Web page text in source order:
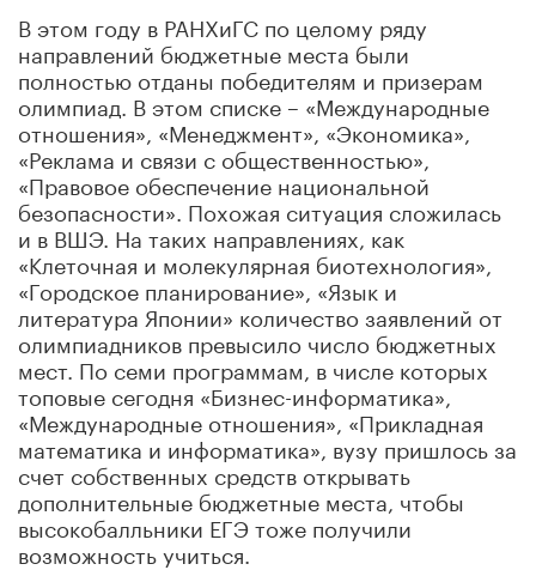
В этом году в РАНХиГС по целому ряду
направлений бюджетные места были
полностью отданы победителям и призерам
олимпиад. В этом списке – «Международные
отношения», «Менеджмент», «Экономика»,
«Реклама и связи с общественностью»,
«Правовое обеспечение национальной
безопасности». Похожая ситуация сложилась
и в ВШЭ. На таких направлениях, как
«Клеточная и молекулярная биотехнология»,
«Городское планирование», «Язык и
литература Японии» количество заявлений от
олимпиадников превысило число бюджетных
мест. По семи программам, в числе которых
топовые сегодня «Бизнес-информатика»,
«Международные отношения», «Прикладная
математика и информатика», вузу пришлось за
счет собственных средств открывать
дополнительные бюджетные места, чтобы
высокобалльники ЕГЭ тоже получили
возможность учиться.